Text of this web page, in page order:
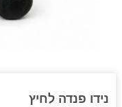
נידו פנדה לחיץ